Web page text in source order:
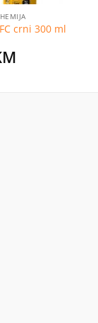
crni 300 ml